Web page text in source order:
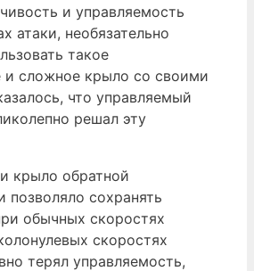
и управляемость
атаки, необязательно
такое
и сложное крыло со своими
что управляемый
решал эту
крыло обратной
позволяло сохранять
обычных скоростях
скоростях
терял управляемость,